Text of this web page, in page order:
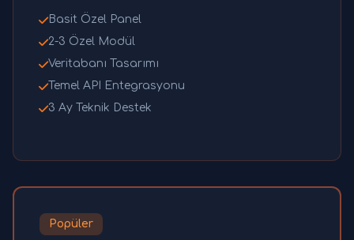
Basit Özel Panel
2-3 Özel Modül
Veritabanı Tasarımı
Temel API Entegrasyonu
3 Ay Teknik Destek
Popüler